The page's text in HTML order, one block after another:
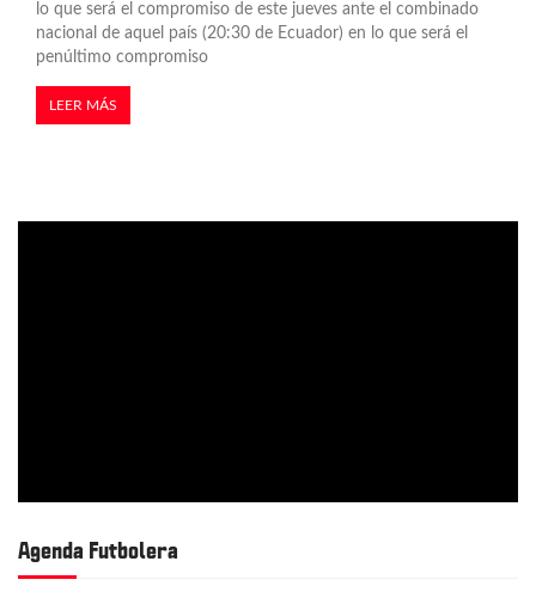
lo que será el compromiso de este jueves ante el combinado
nacional de aquel país (20:30 de Ecuador) en lo que será el
penúltimo compromiso
LEER MÁS
Agenda Futbolera